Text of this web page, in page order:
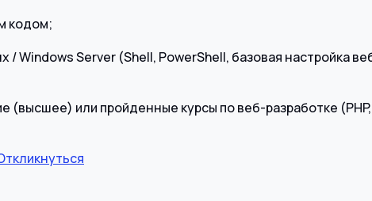
кодом;
/ Windows Server (Shell, PowerShell, базовая настройка
(высшее) или пройденные курсы по веб-разработке (PHP,